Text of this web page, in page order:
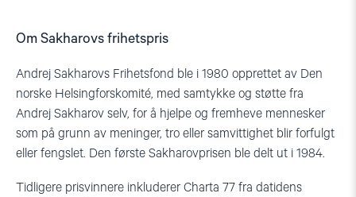
Om Sakharovs frihetspris
Andrej Sakharovs Frihetsfond ble i 1980 opprettet av Den
norske Helsingforskomité, med samtykke og støtte fra
Andrej Sakharov selv, for å hjelpe og fremheve mennesker
som på grunn av meninger, tro eller samvittighet blir forfulgt
eller fengslet. Den første Sakharovprisen ble delt ut i 1984.
Tidligere prisvinnere inkluderer Charta 77 fra datidens